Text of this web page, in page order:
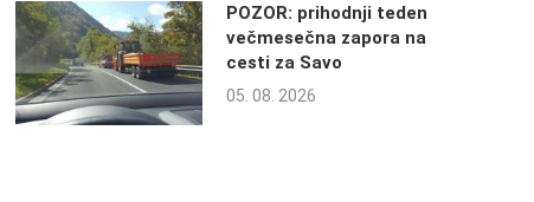
POZOR: prihodnji teden
večmesečna zapora na
cesti za Savo
05. 08. 2026